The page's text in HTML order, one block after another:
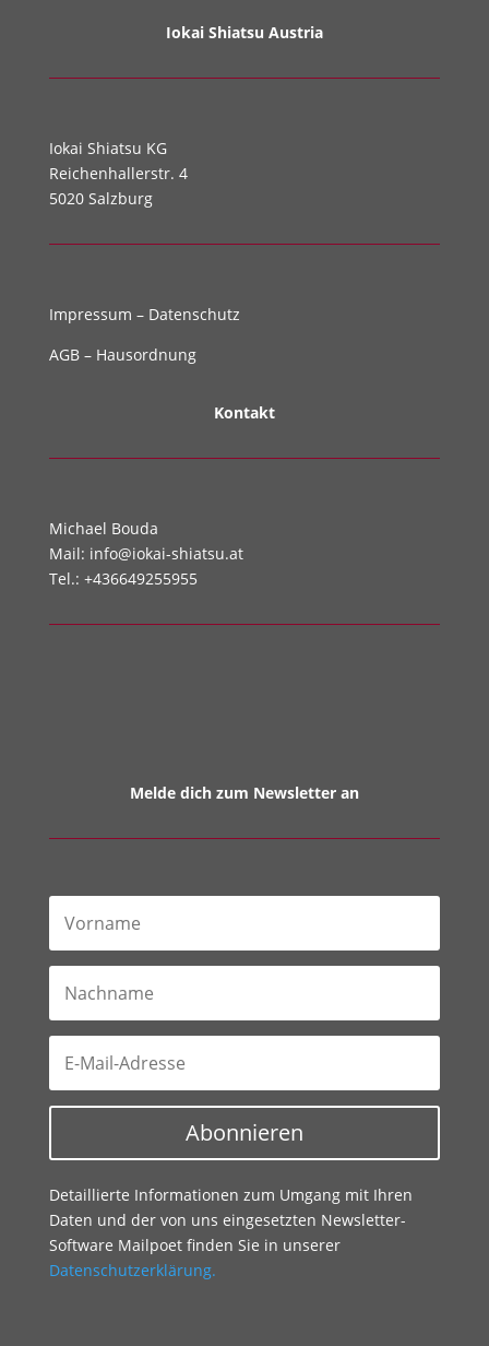
Iokai Shiatsu Austria
Iokai Shiatsu KG
Reichenhallerstr. 4
5020 Salzburg
Impressum – Datenschutz
AGB– Hausordnung
Kontakt
Michael Bouda
Mail: info@iokai-shiatsu.at
Tel.: +436649255955
Melde dich zum Newsletter an
Abonnieren
Detaillierte Informationen zum Umgang mit Ihren
Daten und der von uns eingesetzten Newsletter-
Software Mailpoet finden Sie in unserer
Datenschutzerklärung.